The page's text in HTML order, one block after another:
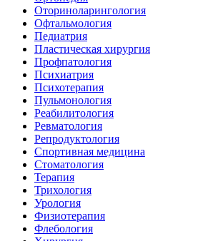
Оториноларингология
Офтальмология
Педиатрия
Пластическая хирургия
Профпатология
Психиатрия
Психотерапия
Пульмонология
Реабилитология
Ревматология
Репродуктология
Спортивная медицина
Стоматология
Терапия
Трихология
Урология
Физиотерапия
Флебология